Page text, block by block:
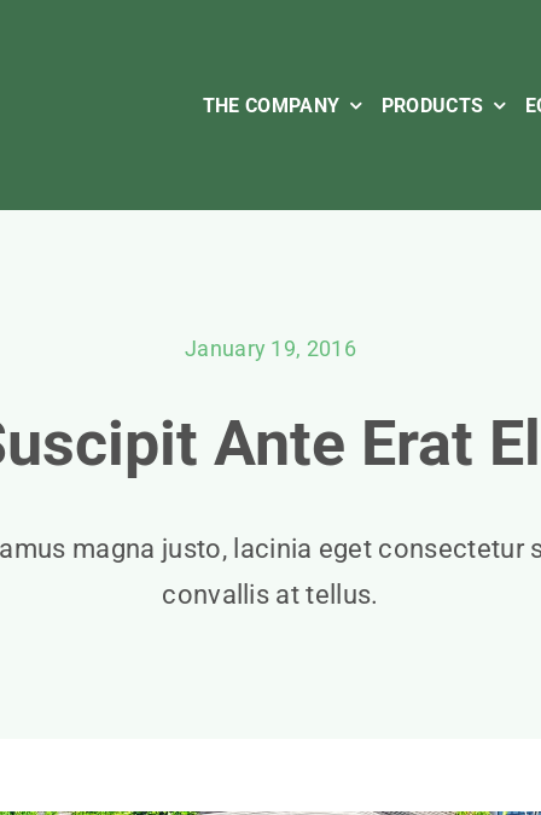
THE COMPANY PRODUCTS
January 19, 2016
Ante Erat
magna justo, lacinia eget consectetur
convallis at tellus.